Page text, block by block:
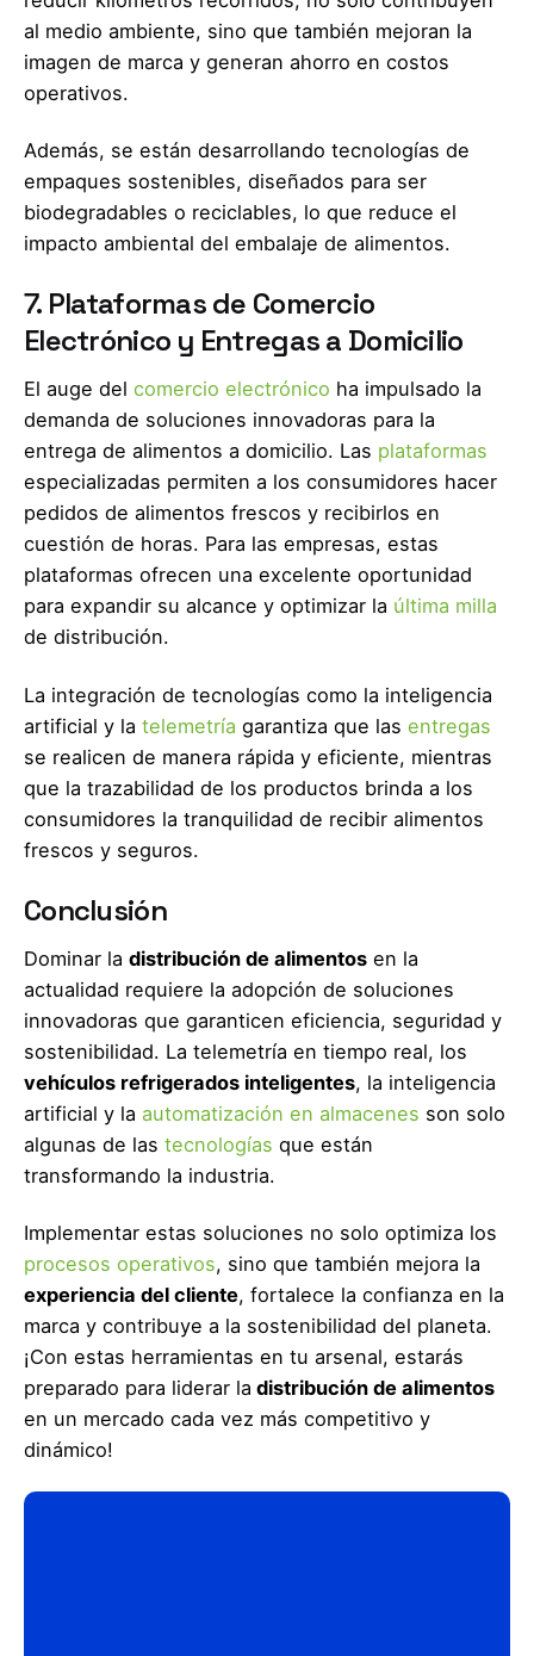
al medio ambiente, sino que también mejoran la
imagen de marca y generan ahorro en costos
operativos.
Además, se están desarrollando tecnologías de
empaques sostenibles, diseñados para ser
biodegradables o reciclables, lo que reduce el
impacto ambiental del embalaje de alimentos.
7. Plataformas de Comercio
Electrónico y Entregas a Domicilio
El auge del comercio electrónico ha impulsado la
demanda de soluciones innovadoras para la
entrega de alimentos a domicilio. Las plataformas
especializadas permiten a los consumidores hacer
pedidos de alimentos frescos y recibirlos en
cuestión de horas. Para las empresas, estas
plataformas ofrecen una excelente oportunidad
para expandir su alcance y optimizar la última milla
de distribución.
La integración de tecnologías como la inteligencia
artificial y la telemetría garantiza que las entregas
se realicen de manera rápida y eficiente, mientras
que la trazabilidad de los productos brinda a los
consumidores la tranquilidad de recibir alimentos
frescos y seguros.
Conclusión
Dominar la distribución de alimentos en la
actualidad requiere la adopción de soluciones
innovadoras que garanticen eficiencia, seguridad y
sostenibilidad. La telemetría en tiempo real, los
vehículos refrigerados inteligentes, la inteligencia
artificial y la automatización en almacenes son solo
algunas de las tecnologías que están
transformando la industria.
Implementar estas soluciones no solo optimiza los
procesos operativos, sino que también mejora la
experiencia del cliente, fortalece la confianza en la
marca y contribuye a la sostenibilidad del planeta.
¡Con estas herramientas en tu arsenal, estarás
preparado para liderar la distribución de alimentos
en un mercado cada vez más competitivo y
dinámico!